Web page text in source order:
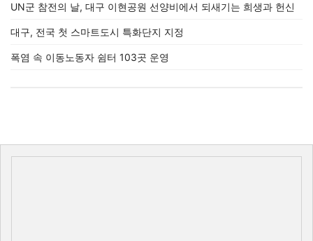
UN군 참전의 날, 대구 이현공원 선양비에서 되새기는 희생과 헌신
대구, 전국 첫 스마트도시 특화단지 지정
폭염 속 이동노동자 쉼터 103곳 운영